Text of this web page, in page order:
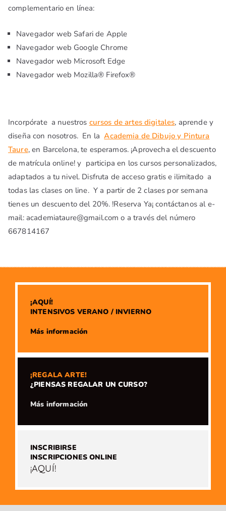
complementario en línea:
Navegador web Safari de Apple
Navegador web Google Chrome
Navegador web Microsoft Edge
Navegador web Mozilla® Firefox®
Incorpórate a nuestros cursos de artes digitales, aprende y
diseña con nosotros. En laAcademia de Dibujo y Pintura
Taure, en Barcelona, te esperamos. ¡Aprovecha el descuento
de matrícula online! y participa en los cursos personalizados,
adaptados a tu nivel. Disfruta de acceso gratis e ilimitado a
todas las clases on line. Y a partir de 2 clases por semana
tienes un descuento del 20%. !Reserva Ya¡ contáctanos al e-
mail: academiataure@gmail.com o a través del número
667814167
¡AQUÍ!
INTENSIVOS VERANO / INVIERNO
​Más información
¡REGALA ARTE!
¿PIENSAS REGALAR UN CURSO?
​Más información
INSCRIBIRSE
INSCRIPCIONES ONLINE
¡AQUÍ!